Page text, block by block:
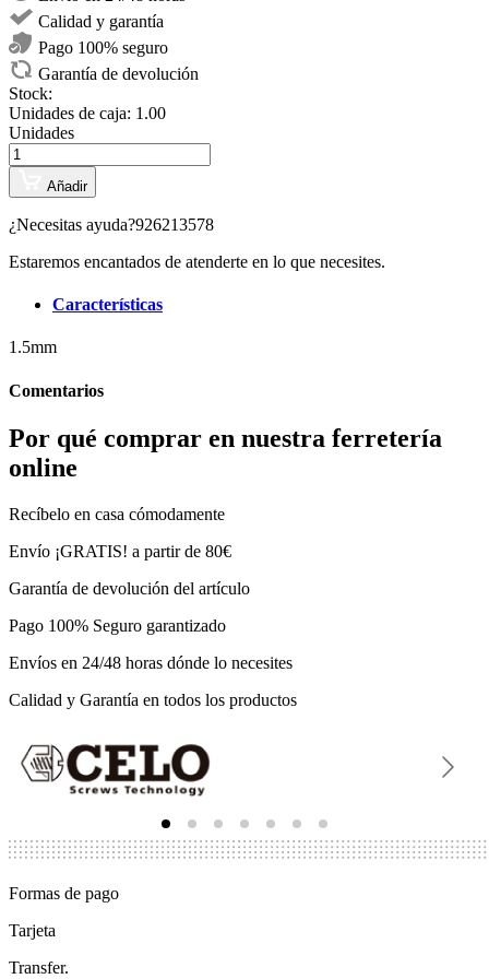
Calidad y garantía
Pago 100% seguro
Garantía de devolución
Stock:
Unidades de caja: 1.00
Unidades
Añadir
¿Necesitas ayuda?926213578
Estaremos encantados de atenderte en lo que necesites.
Características
1.5mm
Comentarios
Por qué comprar en nuestra ferretería
online
Recíbelo en casa cómodamente
Envío ¡GRATIS! a partir de 80€
Garantía de devolución del artículo
Pago 100% Seguro garantizado
Envíos en 24/48 horas dónde lo necesites
Calidad y Garantía en todos los productos
Formas de pago
Tarjeta
Transfer.